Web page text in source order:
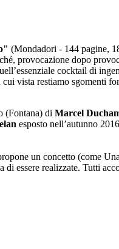
(Mondadori - 144 pagine,
provocazione dopo
cocktail di
vista restiamo sgomenti
(Fontana) di Marcel
esposto nell’autunno
un concetto (come
essere realizzate. Tutti